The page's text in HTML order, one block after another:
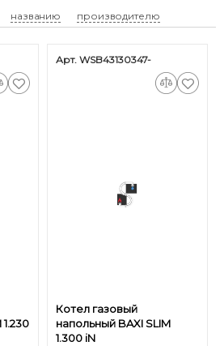
названию производителю
Арт. WSB43130347-
Котел газовый
напольный BAXI SLIM
1.300 iN